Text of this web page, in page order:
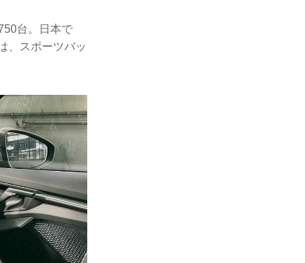
台。日本で
、スポーツバッ